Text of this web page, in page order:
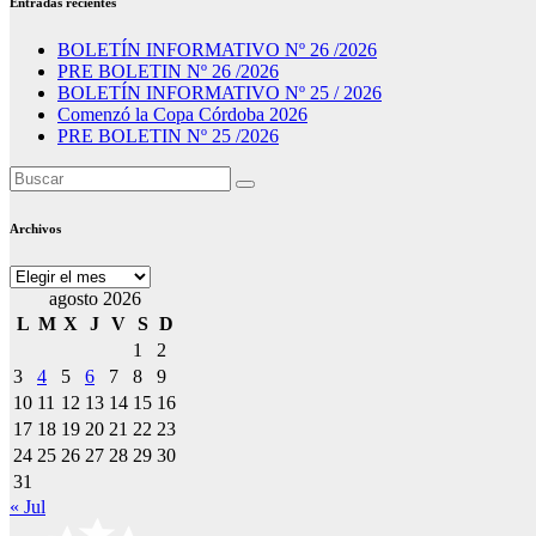
BOLETÍN INFORMATIVO Nº 26 /2026
PRE BOLETIN Nº 26 /2026
BOLETÍN INFORMATIVO Nº 25 / 2026
Comenzó la Copa Córdoba 2026
PRE BOLETIN Nº 25 /2026
Archivos
Archivos
agosto 2026
L M X J V S D
1
2
3
4 5 6 7 8
9
10 11 12 13 14 15 16
17 18 19 20 21 22 23
24 25 26 27 28 29 30
31
« Jul